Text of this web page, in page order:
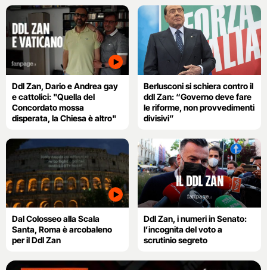
Ddl Zan, Dario e Andrea gay
e cattolici: "Quella del
Concordato mossa
disperata, la Chiesa è altro"
Berlusconi si schiera contro il
ddl Zan: “Governo deve fare
le riforme, non provvedimenti
divisivi”
Dal Colosseo alla Scala
Santa, Roma è arcobaleno
per il Ddl Zan
Ddl Zan, i numeri in Senato:
l’incognita del voto a
scrutinio segreto